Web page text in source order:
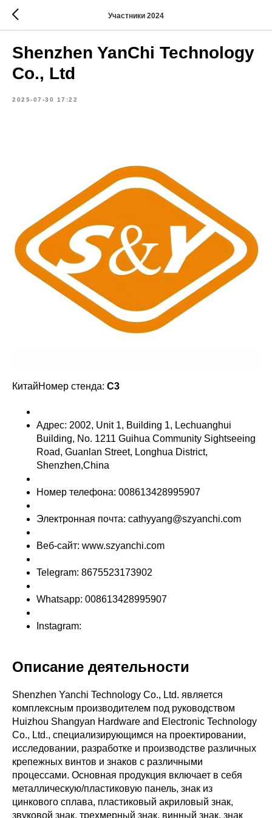
Участники 2024
Shenzhen YanChi Technology
Co., Ltd
2025-07-30 17:22
КитайНомер стенда: C3
Адрес: 2002, Unit 1, Building 1, Lechuanghui
Building, No. 1211 Guihua Community Sightseeing
Road, Guanlan Street, Longhua District,
Shenzhen,China
Номер телефона: 008613428995907
Электронная почта: cathyyang@szyanchi.com
Веб-сайт: www.szyanchi.com
Telegram: 8675523173902
Whatsapp: 008613428995907
Instagram:
Описание деятельности
Shenzhen Yanchi Technology Co., Ltd. является
комплексным производителем под руководством
Huizhou Shangyan Hardware and Electronic Technology
Co., Ltd., специализирующимся на проектировании,
исследовании, разработке и производстве различных
крепежных винтов и знаков с различными
процессами. Основная продукция включает в себя
металлическую/пластиковую панель, знак из
цинкового сплава, пластиковый акриловый знак,
звуковой знак, трехмерный знак, винный знак, знак